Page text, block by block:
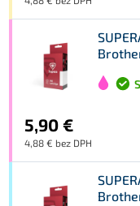
5,90 €
4,88 € bez DPH